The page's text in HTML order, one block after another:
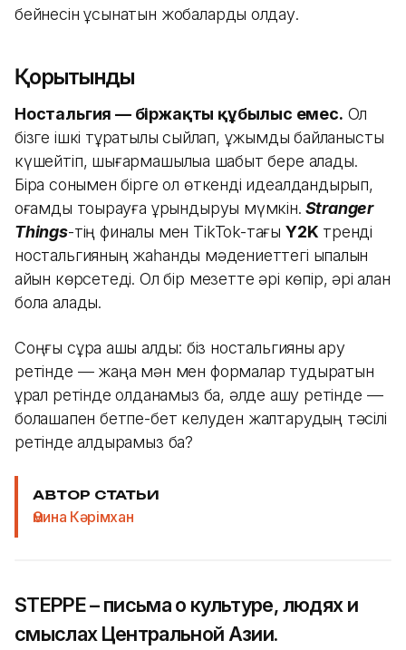
бейнесін ұсынатын жобаларды қолдау.
Қорытынды
Ностальгия — біржақты құбылыс емес. Ол
бізге ішкі тұрақтылық сыйлап, ұжымдық байланысты
күшейтіп, шығармашылыққа шабыт бере алады.
Бірақ сонымен бірге ол өткенді идеалдандырып,
қоғамды тоқырауға ұрындыруы мүмкін. Stranger
Things-тің финалы мен TikTok-тағы Y2K тренді
ностальгияның жаһандық мәдениеттегі ықпалын
айқын көрсетеді. Ол бір мезетте әрі көпір, әрі қалқан
бола алады.
Соңғы сұрақ ашық қалды: біз ностальгияны қару
ретінде — жаңа мән мен формалар тудыратын
құрал ретінде қолданамыз ба, әлде қашу ретінде —
болашақпен бетпе-бет келуден жалтарудың тәсілі
ретінде қалдырамыз ба?
АВТОР СТАТЬИ
Әмина Кәрімхан
STEPPE – письма о культуре, людях и
смыслах Центральной Азии.